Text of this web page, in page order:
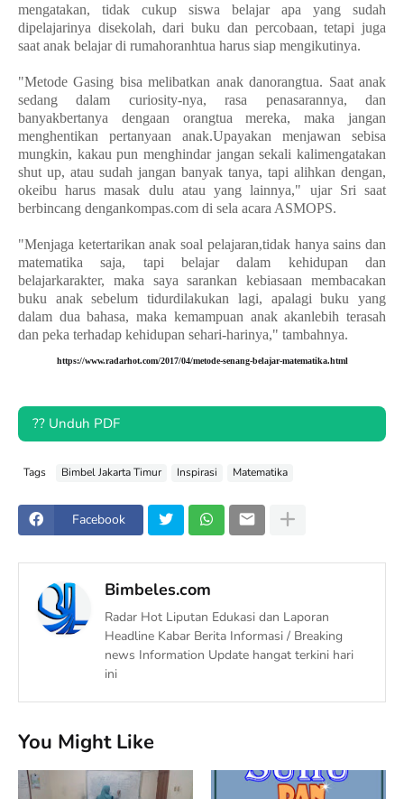
mengatakan, tidak cukup siswa belajar apa yang sudah
dipelajarinya disekolah, dari buku dan percobaan, tetapi juga
saat anak belajar di rumahoranhtua harus siap mengikutinya.
"Metode Gasing bisa melibatkan anak danorangtua. Saat anak
sedang dalam curiosity-nya, rasa penasarannya, dan
banyakbertanya dengaan orangtua mereka, maka jangan
menghentikan pertanyaan anak.Upayakan menjawan sebisa
mungkin, kakau pun menghindar jangan sekali kalimengatakan
shut up, atau sudah jangan banyak tanya, tapi alihkan dengan,
okeibu harus masak dulu atau yang lainnya," ujar Sri saat
berbincang dengankompas.com di sela acara ASMOPS.
"Menjaga ketertarikan anak soal pelajaran,tidak hanya sains dan
matematika saja, tapi belajar dalam kehidupan dan
belajarkarakter, maka saya sarankan kebiasaan membacakan
buku anak sebelum tidurdilakukan lagi, apalagi buku yang
dalam dua bahasa, maka kemampuan anak akanlebih terasah
dan peka terhadap kehidupan sehari-harinya," tambahnya.
https://www.radarhot.com/2017/04/metode-senang-belajar-matematika.html
?? Unduh PDF
Tags Bimbel Jakarta Timur Inspirasi Matematika
Facebook
Bimbeles.com
Radar Hot Liputan Edukasi dan Laporan
Headline Kabar Berita Informasi / Breaking
news Information Update hangat terkini hari
ini
You Might Like